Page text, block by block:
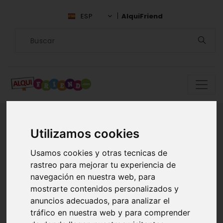
Utilizamos cookies
Usamos cookies y otras tecnicas de
rastreo para mejorar tu experiencia de
navegación en nuestra web, para
mostrarte contenidos personalizados y
anuncios adecuados, para analizar el
tráfico en nuestra web y para comprender
ESP AlquiFriend
Encuentra
compañía en Estado
de México
ALQUILAR AMIGOS EN ESTADO DE